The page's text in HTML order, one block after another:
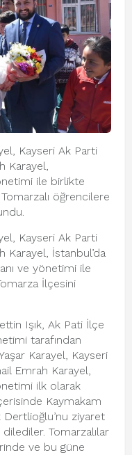
Kayseri Ak Parti
Karayel,
ile birlikte
öğrencilere
Kayseri Ak Parti
Karayel, İstanbul’da
ve yönetimi ile
İlçesini
Işık, Ak Pati İlçe
tarafından
Karayel, Kayseri
Emrah Karayel,
ilk olarak
Kaymakam
ziyaret
Tomarzalılar
ve bu güne